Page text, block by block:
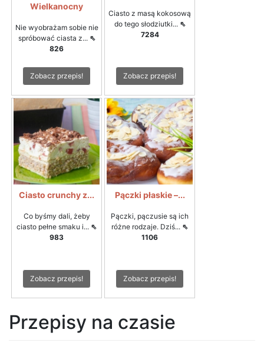
Wielkanocny
Nie wyobrażam sobie nie
spróbować ciasta z... ⇖
826
Zobacz przepis!
Ciasto z masą kokosową
do tego słodziutki... ⇖
7284
Zobacz przepis!
Ciasto crunchy z...
Co byśmy dali, żeby
ciasto pełne smaku i... ⇖
983
Zobacz przepis!
Pączki płaskie –...
Pączki, pączusie są ich
różne rodzaje. Dziś... ⇖
1106
Zobacz przepis!
Przepisy na czasie